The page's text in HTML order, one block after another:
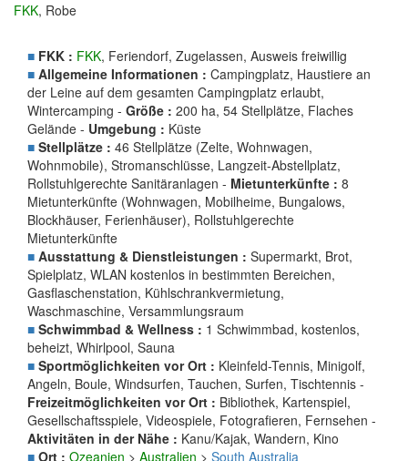
FKK, Robe
■ FKK : FKK, Feriendorf, Zugelassen, Ausweis freiwillig
■ Allgemeine Informationen : Campingplatz, Haustiere an
der Leine auf dem gesamten Campingplatz erlaubt,
Wintercamping - Größe : 200 ha, 54 Stellplätze, Flaches
Gelände - Umgebung : Küste
■ Stellplätze : 46 Stellplätze (Zelte, Wohnwagen,
Wohnmobile), Stromanschlüsse, Langzeit-Abstellplatz,
Rollstuhlgerechte Sanitäranlagen - Mietunterkünfte : 8
Mietunterkünfte (Wohnwagen, Mobilheime, Bungalows,
Blockhäuser, Ferienhäuser), Rollstuhlgerechte
Mietunterkünfte
■ Ausstattung & Dienstleistungen : Supermarkt, Brot,
Spielplatz, WLAN kostenlos in bestimmten Bereichen,
Gasflaschenstation, Kühlschrankvermietung,
Waschmaschine, Versammlungsraum
■ Schwimmbad & Wellness : 1 Schwimmbad, kostenlos,
beheizt, Whirlpool, Sauna
■ Sportmöglichkeiten vor Ort : Kleinfeld-Tennis, Minigolf,
Angeln, Boule, Windsurfen, Tauchen, Surfen, Tischtennis -
Freizeitmöglichkeiten vor Ort : Bibliothek, Kartenspiel,
Gesellschaftsspiele, Videospiele, Fotografieren, Fernsehen -
Aktivitäten in der Nähe : Kanu/Kajak, Wandern, Kino
■ Ort : Ozeanien > Australien > South Australia